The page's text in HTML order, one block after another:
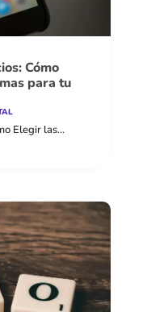
Cómo
para tu
Elegir las...